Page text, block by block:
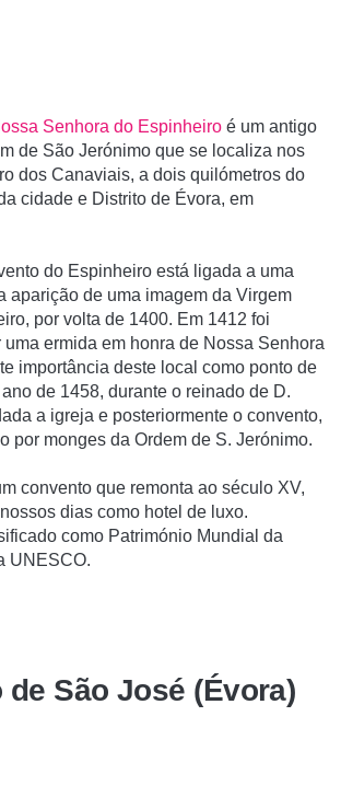
Senhora do Espinheiro é um antigo
de São Jerónimo que se localiza nos
dos Canaviais, a dois quilómetros do
cidade e Distrito de Évora, em
do Espinheiro está ligada a uma
aparição de uma imagem da Virgem
por volta de 1400. Em 1412 foi
ermida em honra de Nossa Senhora
importância deste local como ponto de
de 1458, durante o reinado de D.
a igreja e posteriormente o convento,
por monges da Ordem de S. Jerónimo.
convento que remonta ao século XV,
dias como hotel de luxo.
como Património Mundial da
UNESCO.
de São José (Évora)